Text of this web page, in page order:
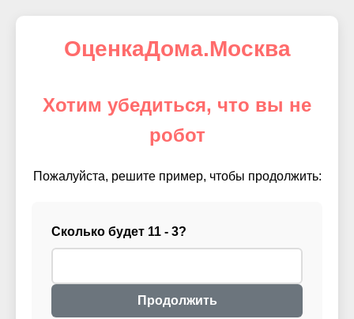
ОценкаДома.Москва
Хотим убедиться, что вы не
робот
Пожалуйста, решите пример, чтобы продолжить:
Сколько будет 11 - 3?
Продолжить